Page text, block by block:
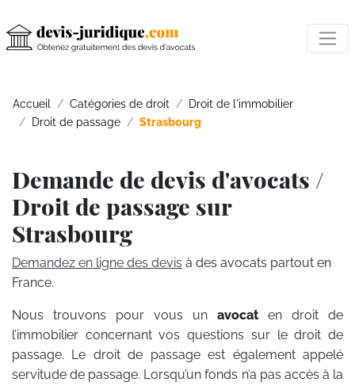
Accueil Catégories de droit
Droit de l'immobilier
Droit de passage
Strasbourg
Demande de devis d'avocats /
Droit de passage sur
Strasbourg
Demandez en ligne des devis à des avocats partout en
France.
Nous trouvons pour vous un avocat en droit de
l’immobilier concernant vos questions sur le droit de
passage. Le droit de passage est également appelé
servitude de passage. Lorsqu’un fonds n’a pas accès à la